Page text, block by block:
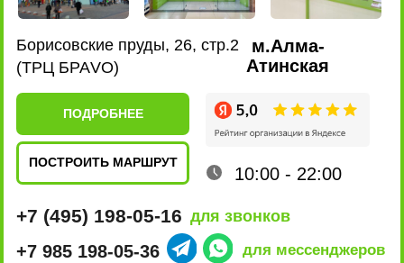
+7 (495) 198-02-16 для звонков